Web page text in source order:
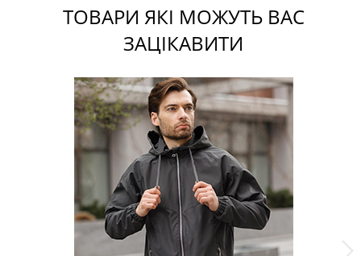
ТОВАРИ ЯКІ МОЖУТЬ ВАС
ЗАЦІКАВИТИ